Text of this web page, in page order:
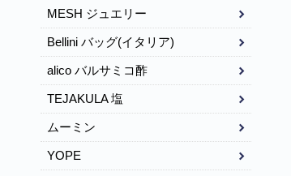
MESH ジュエリー
Bellini バッグ(イタリア)
alico バルサミコ酢
TEJAKULA 塩
ムーミン
YOPE